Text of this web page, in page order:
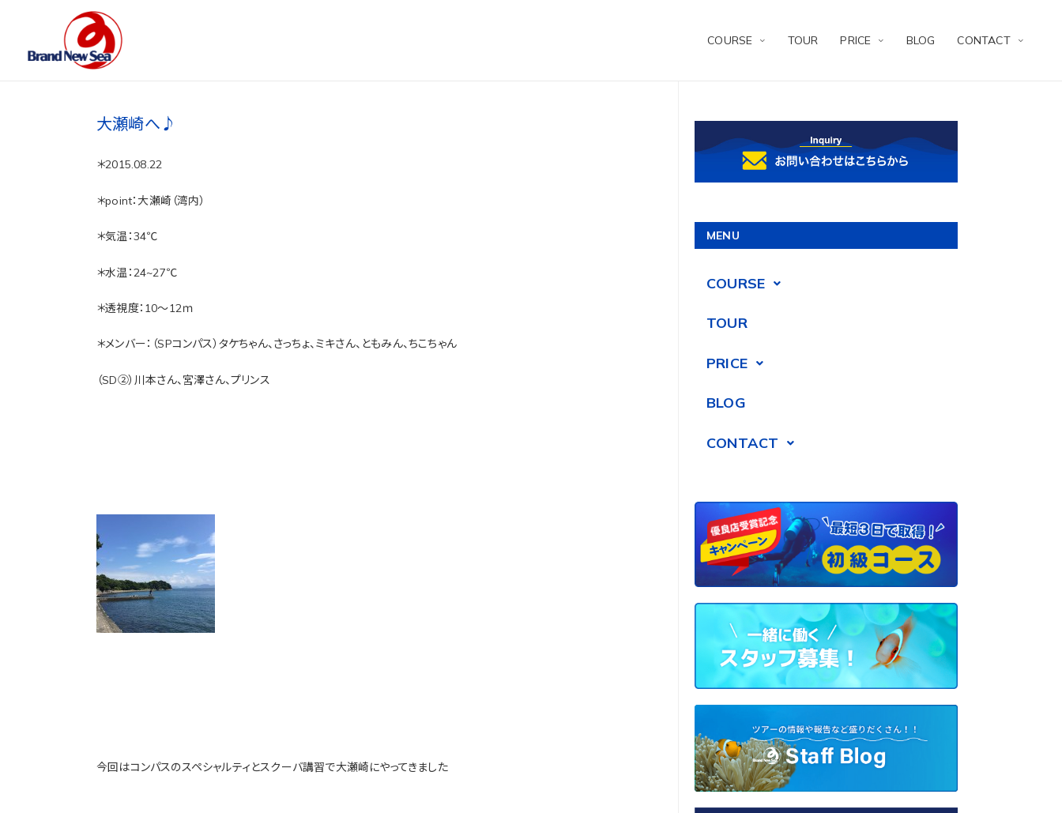
COURSE TOUR PRICE BLOG CONTACT
大瀬崎へ♪
＊2015.08.22
＊point：大瀬崎（湾内）
＊気温：34℃
＊水温：24~27℃
＊透視度：10～12ｍ
＊メンバー：（SPコンパス）タケちゃん、さっちょ、ミキさん、ともみん、ちこちゃん
（SD②）川本さん、宮澤さん、プリンス
今回はコンパスのスペシャルティとスクーバ講習で大瀬崎にやってきました
MENU
COURSE
TOUR
PRICE
BLOG
CONTACT